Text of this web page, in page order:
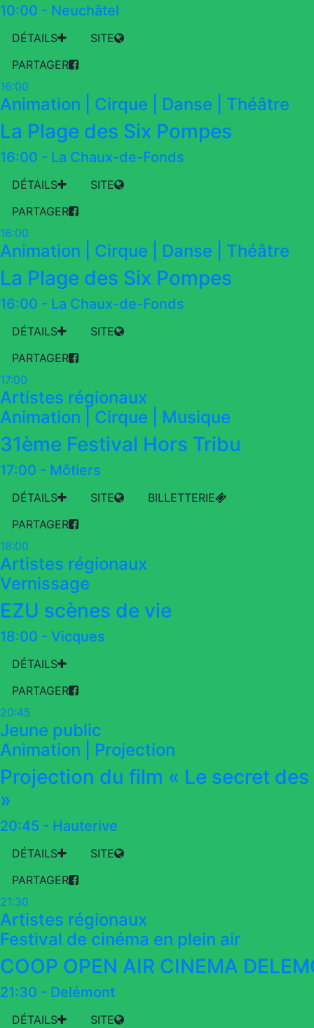
10:00 - Neuchâtel
DÉTAILS
SITE
PARTAGER
16:00
Animation | Cirque | Danse | Théâtre
La Plage des Six Pompes
16:00 - La Chaux-de-Fonds
DÉTAILS
SITE
PARTAGER
16:00
Animation | Cirque | Danse | Théâtre
La Plage des Six Pompes
16:00 - La Chaux-de-Fonds
DÉTAILS
SITE
PARTAGER
17:00
Artistes régionaux
Animation | Cirque | Musique
31ème Festival Hors Tribu
17:00 - Môtiers
DÉTAILS SITE
BILLETTERIE
PARTAGER
18:00
Artistes régionaux
Vernissage
EZU scènes de vie
18:00 - Vicques
DÉTAILS
PARTAGER
20:45
Jeune public
Animation | Projection
Projection du film « Le secret
»
20:45 - Hauterive
DÉTAILS
SITE
PARTAGER
21:30
Artistes régionaux
Festival de cinéma en plein air
COOP OPEN AIR CINEMA
21:30 - Delémont
DÉTAILS
SITE